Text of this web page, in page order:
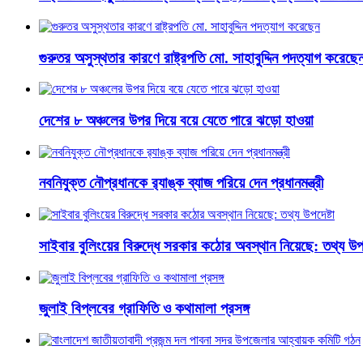
গুরুতর অসুস্থতার কারণে রাষ্ট্রপতি মো. সাহাবুদ্দিন পদত্যাগ
দেশের ৮ অঞ্চলের উপর দিয়ে বয়ে যেতে পারে ঝড়ো হাওয়া
নবনিযুক্ত নৌপ্রধানকে র‌্যাঙ্ক ব্যাজ পরিয়ে দেন প্রধানমন্ত্রী
সাইবার বুলিংয়ের বিরুদ্ধে সরকার কঠোর অবস্থান নিয়েছে: তথ্য
জুলাই বিপ্লবের গ্রাফিতি ও কথামালা প্রসঙ্গ